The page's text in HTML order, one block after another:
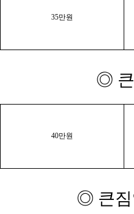
35만원
◎ 큰
40만원
◎ 큰짐